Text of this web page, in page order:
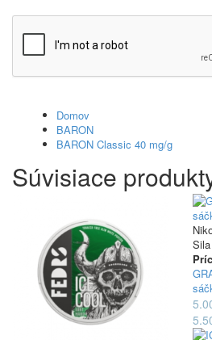
Domov
BARON
BARON Classic 40 mg/g
Súvisiace
Sila